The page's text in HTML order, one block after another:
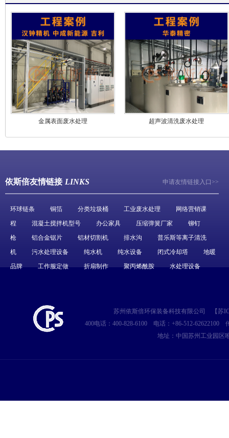
金属表面废水处理 超声波清洗废水处理
依斯倍友情链接 LINKS 申请友情链接入口>>
环球链条 铜箔 分类垃圾桶 工业废水处理
网络营销课
程
混凝土搅拌机型号 办公家具 压缩弹簧厂家
铆钉
枪
铝合金锯片 铝材切割机 排水沟
普乐斯等离子清洗
机
污水处理设备 纯水机 纯水设备 闭式冷却塔
地暖
品牌
工作服定做 折扇制作 聚丙烯酰胺 水处理设备
苏州依斯倍环保装备科技有限公司 【苏
400电话：400-828-6100
电话：+86-512-62622100
地址：中国苏州工业园区